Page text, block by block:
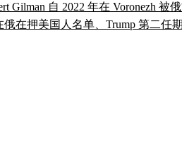
Gilman 自 2022 年在 Voronezh
在押美国人名单、Trump 第二任